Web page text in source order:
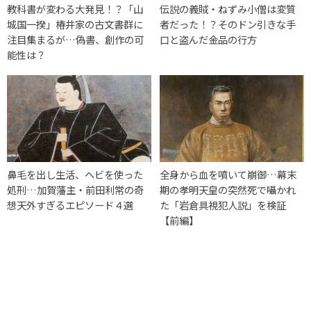
教科書が変わる大発見！？「山
城国一揆」椿井家の古文書群に
注目集まるが…偽書、創作の可
能性は？
伝説の義賊・ねずみ小僧は変質
者だった！？そのドン引きな手
口と盗んだ金品の行方
鼻毛を出し生活、ヘビを使った
処刑…加賀藩主・前田利常の奇
想天外すぎるエピソード４選
全身から血を噴いて崩御…幕末
期の孝明天皇の突然死で囁かれ
た「岩倉具視犯人説」を検証
【前編】